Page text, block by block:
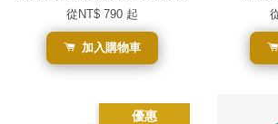
從NT$ 790 起
加入購物車
優惠